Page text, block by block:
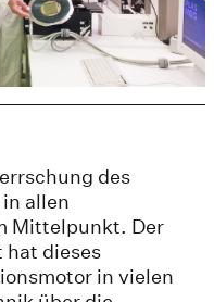
des
allen
Mittelpunkt. Der
dieses
in vielen